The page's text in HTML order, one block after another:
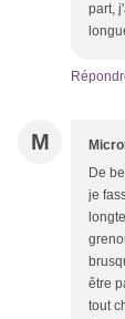
part,
M
De
je
être
tout